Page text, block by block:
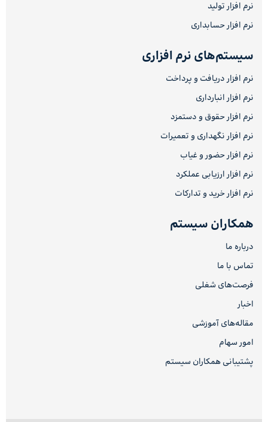
نرم افزار تولید
نرم افزار حسابداری
سیستم‌های نرم افزاری
نرم افزار دریافت و پرداخت
نرم افزار انبارداری
نرم افزار حقوق و دستمزد
نرم افزار نگهداری و تعمیرات
نرم افزار حضور و غیاب
نرم افزار ارزیابی عملکرد
نرم افزار خرید و تدارکات
همکاران سیستم
درباره ما
تماس با ما
فرصت‌های شغلی
اخبار
مقاله‌های آموزشی
امور سهام
پشتیبانی همکاران سیستم